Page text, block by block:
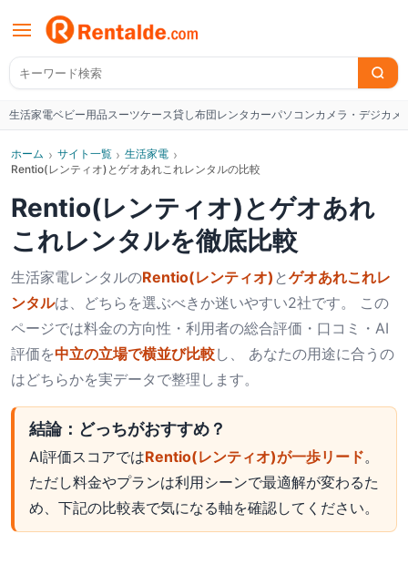
生活家電ベビー用品スーツケース貸し布団レンタカーパソコンカメラ・デジカメ
ホーム › サイト一覧 › 生活家電 ›
Rentio(レンティオ)とゲオあれこれレンタルの比較
Rentio(レンティオ) とゲオあれ
これレンタルを徹底比較
生活家電レンタルのRentio(レンティオ) とゲオあれこれレ
ンタルは、どちらを選ぶべきか迷いやすい2社です。 この
ページでは料金の方向性・利用者の総合評価・口コミ・AI
評価を中立の立場で横並び比較し、 あなたの用途に合うの
はどちらかを実データで整理します。
結論：どっちがおすすめ？
AI評価スコアではRentio(レンティオ)が一歩リード。
ただし料金やプランは利用シーンで最適解が変わるた
め、下記の比較表で気になる軸を確認してください。